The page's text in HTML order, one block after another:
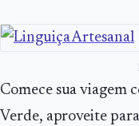
Comece sua viagem
Verde, aproveite